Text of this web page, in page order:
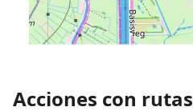
Acciones con rutas